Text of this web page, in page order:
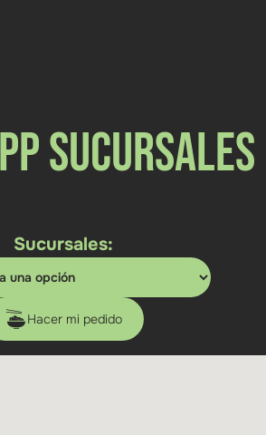
Sucursales
Sucursales:
Hacer mi pedido